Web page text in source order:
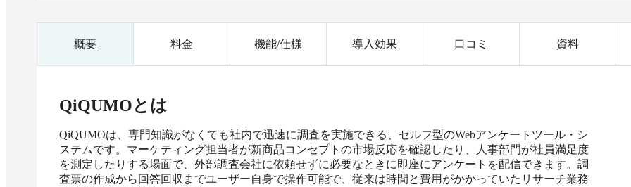
概要 料金 機能/仕様 導入効果 口コミ 資料
QiQUMOとは
QiQUMOは、専門知識がなくても社内で迅速に調査を実施できる、セルフ型のWebアンケートツール・シ
ステムです。マーケティング担当者が新商品コンセプトの市場反応を確認したり、人事部門が社員満足度
を測定したりする場面で、外部調査会社に依頼せずに必要なときに即座にアンケートを配信できます。調
査票の作成から回答回収までユーザー自身で操作可能で、従来は時間と費用がかかっていたリサーチ業務